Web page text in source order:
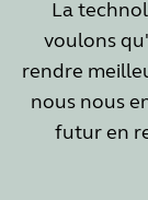
La
voulons
rendre
nous nous
futur en